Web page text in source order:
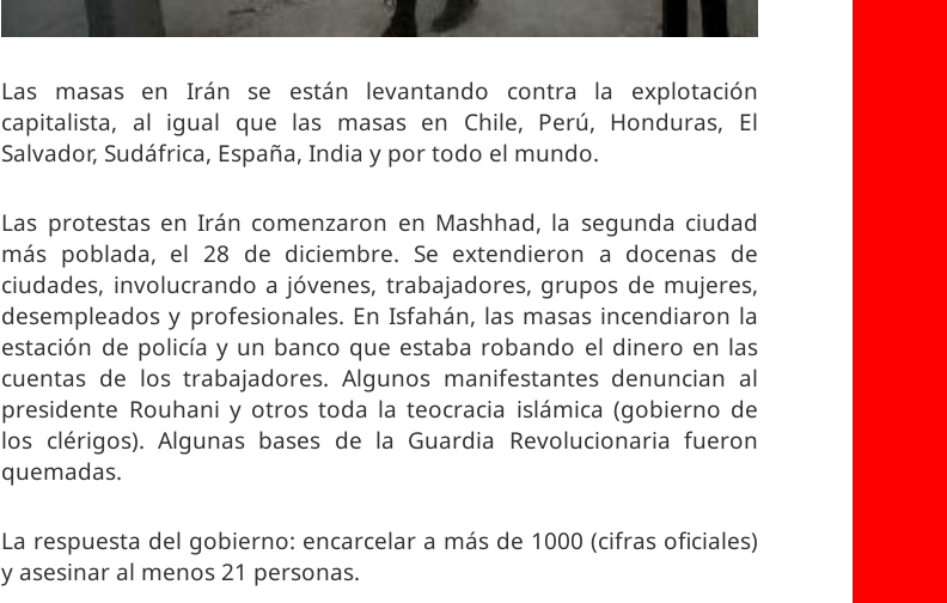
Las masas en Irán se están levantando contra la explotación
capitalista, al igual que las masas en Chile, Perú, Honduras, El
Salvador, Sudáfrica, España, India y por todo el mundo.
Las protestas en Irán comenzaron en Mashhad, la segunda ciudad
más poblada, el 28 de diciembre. Se extendieron a docenas de
ciudades, involucrando a jóvenes, trabajadores, grupos de mujeres,
desempleados y profesionales. En Isfahán, las masas incendiaron la
estación de policía y un banco que estaba robando el dinero en las
cuentas de los trabajadores. Algunos manifestantes denuncian al
presidente Rouhani y otros toda la teocracia islámica (gobierno de
los clérigos). Algunas bases de la Guardia Revolucionaria fueron
quemadas.
La respuesta del gobierno: encarcelar a más de 1000 (cifras oficiales)
y asesinar al menos 21 personas.